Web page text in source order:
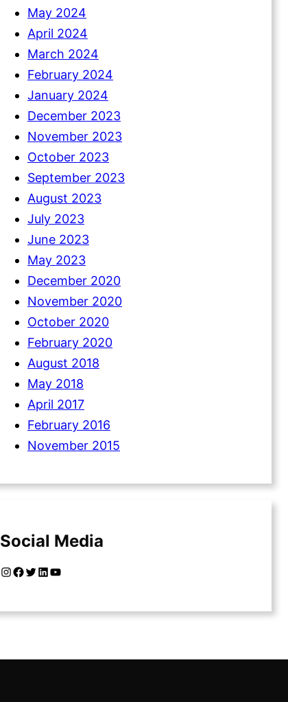
May 2024
April 2024
March 2024
February 2024
January 2024
December 2023
November 2023
October 2023
September 2023
August 2023
July 2023
June 2023
May 2023
December 2020
November 2020
October 2020
February 2020
August 2018
May 2018
April 2017
February 2016
November 2015
Social Media
InstagramFacebook Twitter LinkedIn YouTube